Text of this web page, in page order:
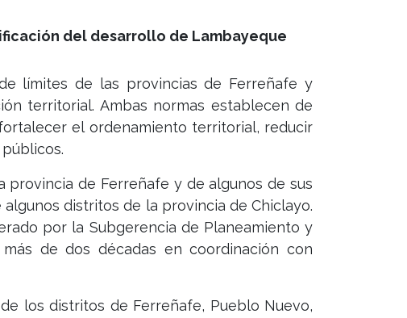
del desarrollo de Lambayeque
límites de las provincias de Ferreñafe y
territorial. Ambas normas establecen de
el ordenamiento territorial, reducir
provincia de Ferreñafe y de algunos de sus
distritos de la provincia de Chiclayo.
por la Subgerencia de Planeamiento y
de dos décadas en coordinación con
los distritos de Ferreñafe, Pueblo Nuevo,